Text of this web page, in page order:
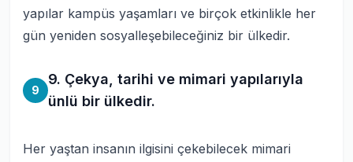
yapılar kampüs yaşamları ve birçok etkinlikle her
gün yeniden sosyalleşebileceğiniz bir ülkedir.
9
9. Çekya, tarihi ve mimari yapılarıyla
ünlü bir ülkedir.
Her yaştan insanın ilgisini çekebilecek mimari